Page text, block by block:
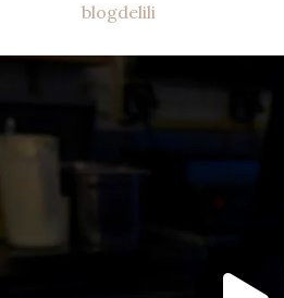
blogdelili